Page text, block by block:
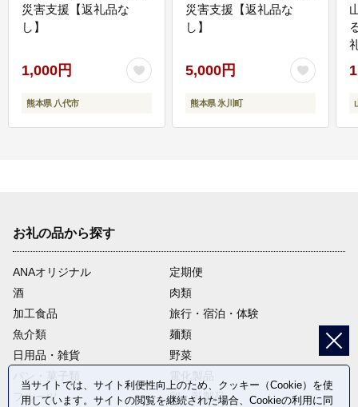
災害支援【返礼品な
し】
1,000円
熊本県 八代市
災害支援【返礼品な
し】
5,000円
熊本県 氷川町
お礼の品から探す
ANAオリジナル
定期便
酒
肉類
加工食品
旅行・宿泊・体験
魚介類
麺類
日用品・雑貨
野菜
フルーツ
卵・乳製品
当サイトでは、サイト利便性向上のため、クッキー（Cookie）を使
用しています。サイトの閲覧を継続された場合、Cookieの利用に同